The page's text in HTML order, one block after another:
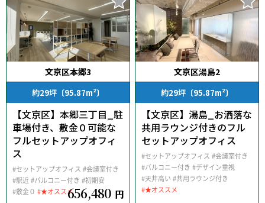
文京区本郷3
約29坪〔95.87m²〕
【文京区】本郷三丁目_駐
車場付き、敷金０可能な
フルセットアップオフィ
ス
#セットアップオフィス #会議室付き
#駅近 #バルコニー付き #初期安
#敷金０ #★オススメ656,480 円
文京区湯島2
約29坪〔95.87m²〕
【文京区】湯島_お洒落な
共用ラウンジ付きのフル
セットアップオフィス
#セットアップオフィス #会議室付き
#バルコニー付き #デザイン重視
#天井高い #共用ラウンジ付き
#★オススメ